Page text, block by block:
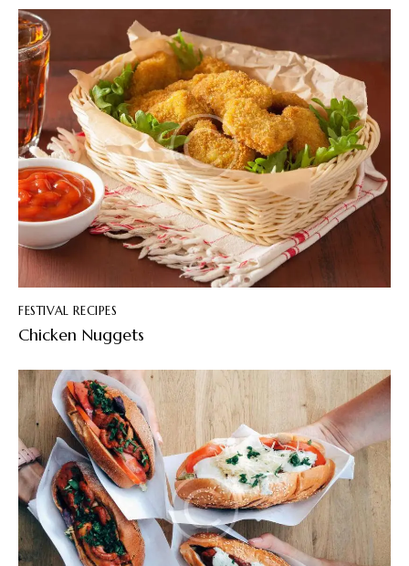
FESTIVAL RECIPES
Chicken Nuggets